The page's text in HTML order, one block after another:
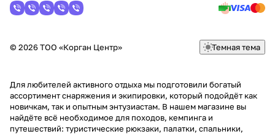
© 2026 ТОО «Корган Центр» Темная тема
Для любителей активного отдыха мы подготовили богатый
ассортимент снаряжения и экипировки, который подойдёт как
новичкам, так и опытным энтузиастам. В нашем магазине вы
найдёте всё необходимое для походов, кемпинга и
путешествий: туристические рюкзаки, палатки, спальники,